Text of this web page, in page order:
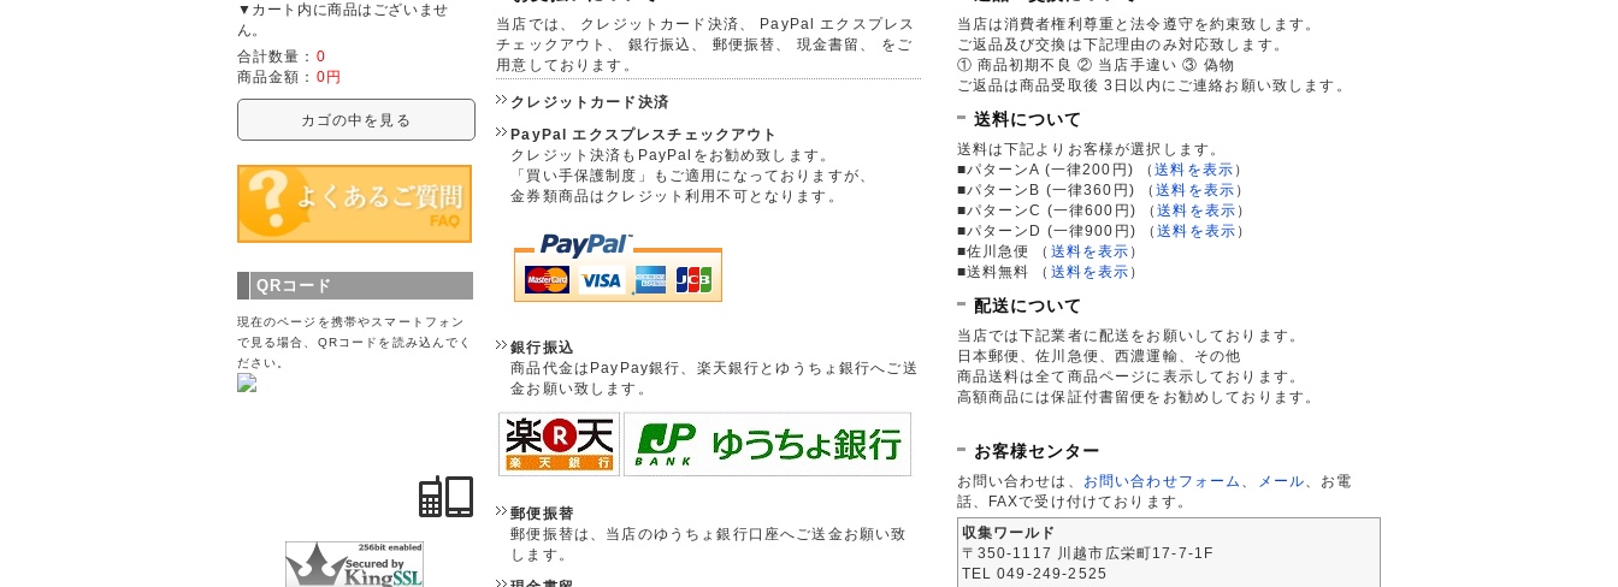
当店では、 クレジットカード決済、 PayPal エクスプレス
チェックアウト、 銀行振込、 郵便振替、 現金書留、 をご
用意しております。
クレジットカード決済
PayPal エクスプレスチェックアウト
クレジット決済もPayPalをお勧め致します。
「買い手保護制度」もご適用になっておりますが、
金券類商品はクレジット利用不可となります。
銀行振込
商品代金はPayPay銀行、楽天銀行とゆうちょ銀行へご送
金お願い致します。
郵便振替
郵便振替は、当店のゆうちょ銀行口座へご送金お願い致
します。
当店は消費者権利尊重と法令遵守を約束致します。
ご返品及び交換は下記理由のみ対応致します。
① 商品初期不良 ② 当店手違い ③ 偽物
ご返品は商品受取後 3日以内にご連絡お願い致します。
送料について
送料は下記よりお客様が選択します。
■パターンA (一律200円)
（送料を表示 ）
■パターンB (一律360円)
（送料を表示 ）
■パターンC (一律600円)
（送料を表示 ）
■パターンD (一律900円)
（送料を表示 ）
■佐川急便
（ 送料を表示 ）
■送料無料
（ 送料を表示 ）
配送について
当店では下記業者に配送をお願いしております。
日本郵便、佐川急便、西濃運輸、その他
商品送料は全て商品ページに表示しております。
高額商品には保証付書留便をお勧めしております。
お客様センター
お問い合わせは、 お問い合わせフォーム メール 、お電
話、FAXで受け付けております。
収集ワールド
〒350-1117 川越市広栄町17-7-1F
TEL 049-249-2525
▼カート内に商品はございませ
ん。
合計数量： 0
商品金額： 0円
カゴの中を見る
QRコード
現在のページを携帯やスマートフォン
で見る場合、QRコードを読み込んでく
ださい。